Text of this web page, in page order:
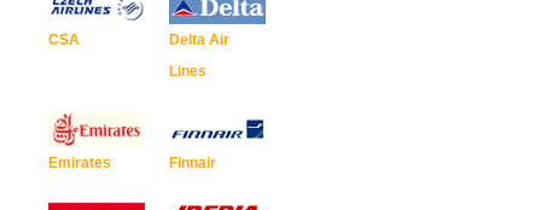
CSA
Delta Air
Lines
Emirates Finnair